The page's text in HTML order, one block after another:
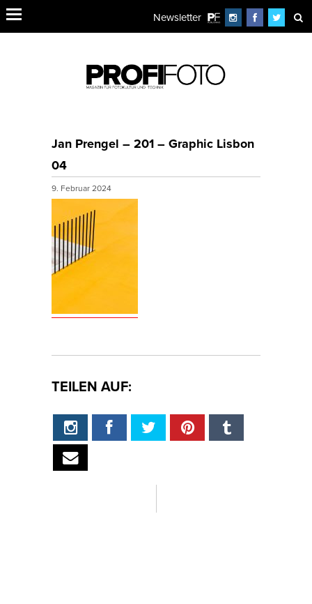
Newsletter
Jan Prengel – 201 – Graphic Lisbon
04
9. Februar 2024
TEILEN AUF: